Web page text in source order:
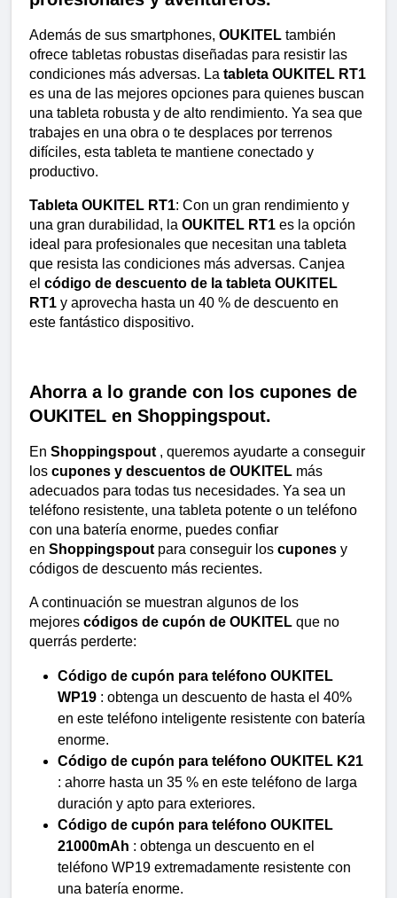
Además de sus smartphones, OUKITEL también
ofrece tabletas robustas diseñadas para resistir las
condiciones más adversas. La tableta OUKITEL RT1
es una de las mejores opciones para quienes buscan
una tableta robusta y de alto rendimiento. Ya sea que
trabajes en una obra o te desplaces por terrenos
difíciles, esta tableta te mantiene conectado y
productivo.
Tableta OUKITEL RT1: Con un gran rendimiento y
una gran durabilidad, la OUKITEL RT1 es la opción
ideal para profesionales que necesitan una tableta
que resista las condiciones más adversas. Canjea
el código de descuento de la tableta OUKITEL
RT1 y aprovecha hasta un 40 % de descuento en
este fantástico dispositivo.
Ahorra a lo grande con los cupones de
OUKITEL en Shoppingspout.
En Shoppingspout , queremos ayudarte a conseguir
los cupones y descuentos de OUKITEL más
adecuados para todas tus necesidades. Ya sea un
teléfono resistente, una tableta potente o un teléfono
con una batería enorme, puedes confiar
en Shoppingspout para conseguir los cupones y
códigos de descuento más recientes.
A continuación se muestran algunos de los
mejores códigos de cupón de OUKITEL que no
querrás perderte:
Código de cupón para teléfono OUKITEL
WP19 : obtenga un descuento de hasta el 40%
en este teléfono inteligente resistente con batería
enorme.
Código de cupón para teléfono OUKITEL K21
: ahorre hasta un 35 % en este teléfono de larga
duración y apto para exteriores.
Código de cupón para teléfono OUKITEL
21000mAh : obtenga un descuento en el
teléfono WP19 extremadamente resistente con
una batería enorme.